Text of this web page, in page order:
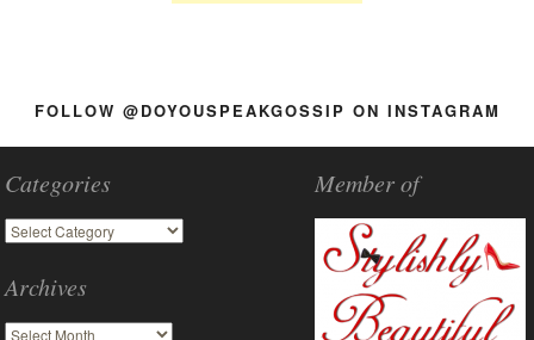
FOLLOW @DOYOUSPEAKGOSSIP ON INSTAGRAM
Categories
Archives
Member of